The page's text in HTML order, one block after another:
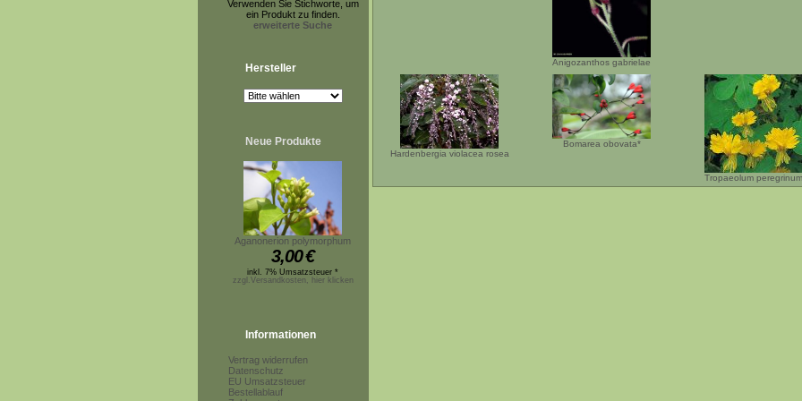
Verwenden Sie Stichworte, um
ein Produkt zu finden.
erweiterte Suche
Hersteller
Neue Produkte
Aganonerion polymorphum
3,00€
inkl. 7% Umsatzsteuer *
zzgl.Versandkosten, hier klicken
Informationen
Vertrag widerrufen
Datenschutz
EU Umsatzsteuer
Bestellablauf
Anigozanthos gabrielae
Hardenbergia violacea rosea
Bomarea obovata*
Tropaeolum peregrinum